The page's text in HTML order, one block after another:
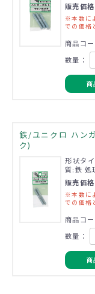
販売価
※本数に
での価格
商品コ
数量：
商
鉄/ユニクロ ハン
ク)
形状タ
質:鉄 処
販売価
※本数に
での価格
商品コ
数量：
商